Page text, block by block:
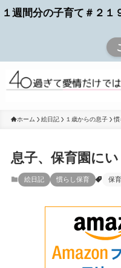
１週間分の子育て＃２
ホーム 絵日記 １歳からの息子 慣
息子、保育園にい
絵日記 慣らし保育 保